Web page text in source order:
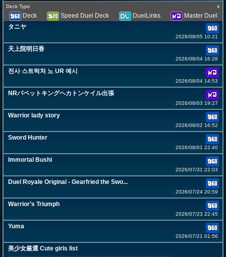
Deck Type
∨
Deck Speed Duel Deck DuelLinks
Master Duel
タニヤ
2026/08/05 10:21
天上院明日香
2026/08/04 16:28
전사 스트럭처 노 UR 예시
2026/08/04 14:53
NRパペットキングヘカトンケイル出張
2026/08/03 19:27
Warrior lady story
2026/08/02 16:52
Sword Hunter
2026/08/01 22:40
Immortal Bushi
2026/07/31 22:03
Duel Royale Original - Gearfried the Swo...
2026/07/24 20:59
Warrior’s Triumph
2026/07/23 22:45
Yuma
2026/07/21 01:56
美少女厳選 Cute girls list